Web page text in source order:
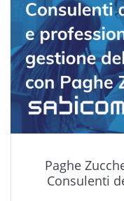
Paghe
Consulenti